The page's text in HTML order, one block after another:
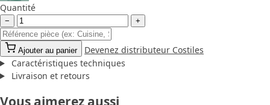
Quantité
− +
Ajouter au panier
Devenez distributeur Costiles
Caractéristiques techniques
Livraison et retours
Vous aimerez aussi